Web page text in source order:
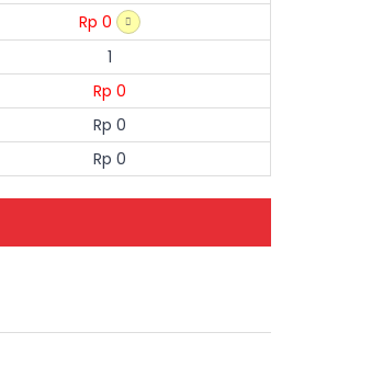
Rp 0
1
Rp 0
Rp 0
Rp 0